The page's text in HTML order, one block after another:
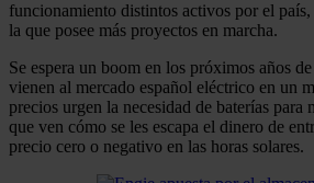
funcionamiento distintos activos por el
la que posee más proyectos en marcha.
Se espera un boom en los próximos años
vienen al mercado español eléctrico en un
precios urgen la necesidad de baterías para
que ven cómo se les escapa el dinero de
precio cero o negativo en las horas solares.